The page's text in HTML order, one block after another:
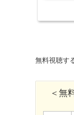
無料視聴す
＜無